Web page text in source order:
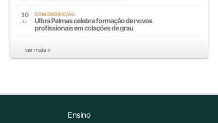
30
JUL
COMEMORAÇÃO
Ulbra Palmas celebra formação de novos
profissionais em colações de grau
ver mais »
Ensino